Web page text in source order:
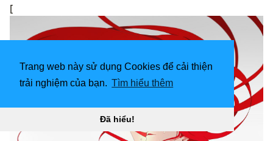
Trang web này sử dụng Cookies để cải thiện
trải nghiệm của bạn. Tìm hiểu thêm
Đã hiểu!
[